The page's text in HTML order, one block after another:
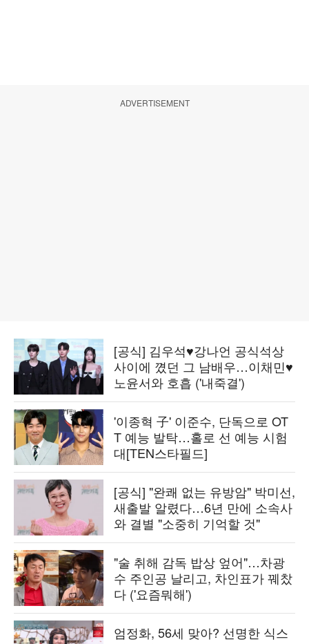
ADVERTISEMENT
[공식] 김우석♥강나언 공식석상
사이에 꼈던 그 남배우…이채민♥
노윤서와 호흡 ('내죽결')
'이종혁 子' 이준수, 단독으로 OT
T 예능 발탁…홀로 선 예능 시험
대[TEN스타필드]
[공식] "완쾌 없는 유방암" 박미선,
새출발 알렸다…6년 만에 소속사
와 결별 "소중히 기억할 것"
"술 취해 감독 밥상 엎어"…차광
수 주인공 날리고, 차인표가 꿰찼
다 ('요즘뭐해')
엄정화, 56세 맞아? 선명한 식스